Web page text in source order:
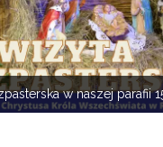
w naszej parafii